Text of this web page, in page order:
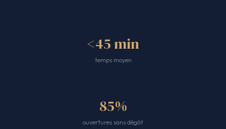
<45 min
temps moyen
85%
ouvertures sans dégât